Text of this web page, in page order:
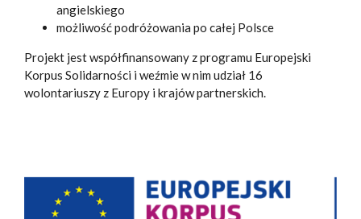
angielskiego
możliwość podróżowania po całej Polsce
Projekt jest współfinansowany z programu Europejski
Korpus Solidarności i weźmie w nim udział 16
wolontariuszy z Europy i krajów partnerskich.